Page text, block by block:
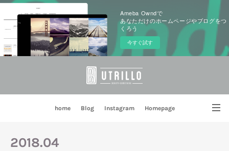
Ameba Owndで
あなただけのホームページやブログをつ
くろう
今すぐ試す
home Blog Instagram Homepage
2018.04